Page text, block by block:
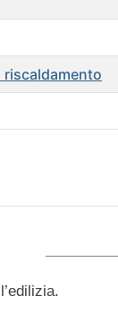
riscaldamento